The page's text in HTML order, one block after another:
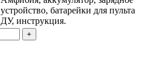
устройство, батарейки для пульта
ДУ, инструкция.